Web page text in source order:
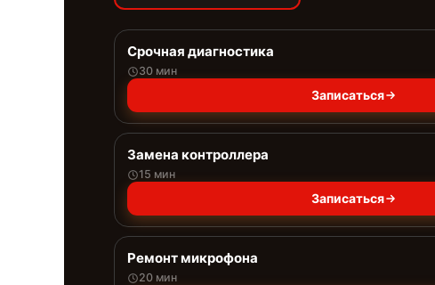
Срочная диагностика
30 мин
Записаться
Замена контроллера
15 мин
Записаться
Ремонт микрофона
20 мин